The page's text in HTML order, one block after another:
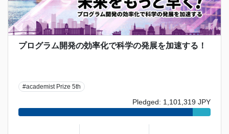
プログラム開発の効率化で科学の発展を加速する！
#academist Prize 5th
Pledged: 1,101,319 JPY